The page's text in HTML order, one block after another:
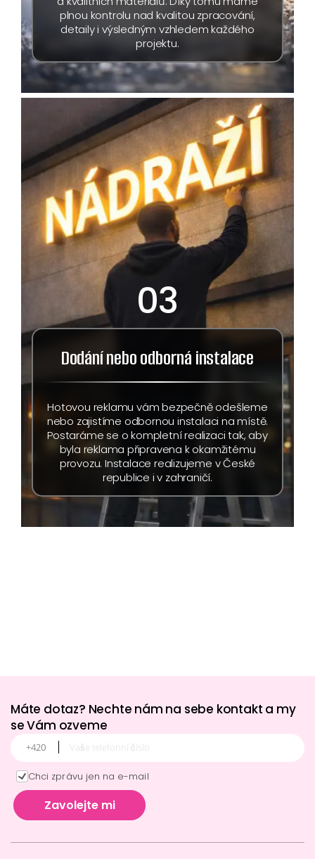
plnou kontrolu nad kvalitou zpracování,
detaily i výsledným vzhledem každého
projektu.
03
Dodání nebo odborná instalace
Hotovou reklamu vám bezpečně odešleme
nebo zajistíme odbornou instalaci na místě.
Postaráme se o kompletní realizaci tak, aby
byla reklama připravena k okamžitému
provozu. Instalace realizujeme v České
republice i v zahraničí.
Máte dotaz? Nechte nám na sebe kontakt a my
se Vám ozveme
Phone CodePhone Number
Chci zprávu jen na e-mail